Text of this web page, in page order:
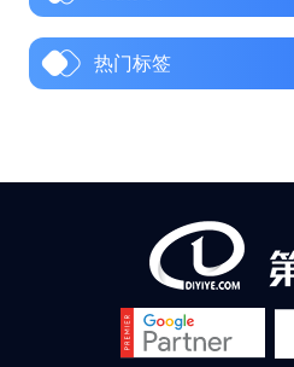
快速且方便地找到你的网站，
就像现实世界中的门牌号一
言，了解域名的构成与选择方
响那么我们为什么要研究域名
呢？是因为优质域名不仅能提
热门标签